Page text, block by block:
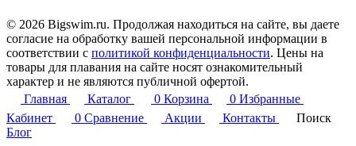
© 2026 Bigswim.ru. Продолжая находиться на сайте, вы даете
согласие на обработку вашей персональной информации в
соответствии с политикой конфиденциальности. Цены на
товары для плавания на сайте носят ознакомительный
характер и не являются публичной офертой.
Главная
Каталог 0 Корзина 0 Избранные
Кабинет
0 Сравнение Акции Контакты
Поиск
Блог